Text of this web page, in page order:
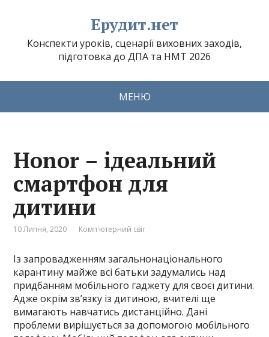
Ерудит.нет
Конспекти уроків, сценарії виховних заходів,
підготовка до ДПА та НМТ 2026
МЕНЮ
Honor – ідеальний
смартфон для
дитини
10 Липня, 2020 Комп'ютерний світ
Із запровадженням загальнонаціонального
карантину майже всі батьки задумались над
придбанням мобільного гаджету для своєї дитини.
Адже окрім зв’язку із дитиною, вчителі ще
вимагають навчатись дистанційно. Дані
проблеми вирішується за допомогою мобільного